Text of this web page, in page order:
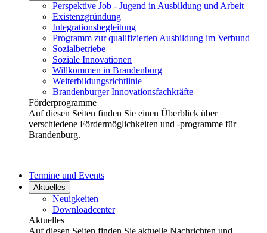
Perspektive Job - Jugend in Ausbildung und Arbeit
Existenzgründung
Integrationsbegleitung
Programm zur qualifizierten Ausbildung im Verbund
Sozialbetriebe
Soziale Innovationen
Willkommen in Brandenburg
Weiterbildungsrichtlinie
Brandenburger Innovationsfachkräfte
Förderprogramme
Auf diesen Seiten finden Sie einen Überblick über
verschiedene Fördermöglichkeiten und -programme für
Brandenburg.
Termine und Events
Aktuelles
Neuigkeiten
Downloadcenter
Aktuelles
Auf diesen Seiten finden Sie aktuelle Nachrichten und